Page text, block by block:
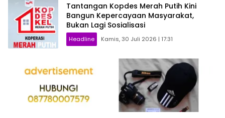
Tantangan Kopdes Merah Putih Kini
Bangun Kepercayaan Masyarakat,
Bukan Lagi Sosialisasi
Headline Kamis, 30 Juli 2026 | 17:31